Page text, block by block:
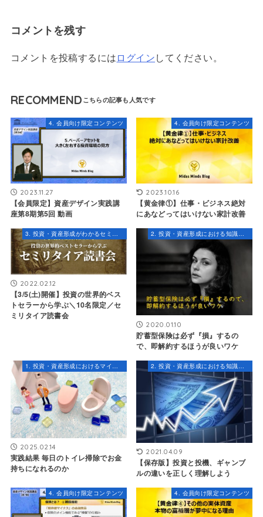
コメントを残す
コメントを投稿するにはログインしてください。
RECOMMEND
4. 会員向け限定コンテンツ
2023.11.27
【会員限定】資産デザイン実践講
座第8期第5回 動画
4. 会員向け限定コンテンツ
2023.10.16
【黄金律①】仕事・ビジネス 絶対
にあなどってはいけない家計改善
3. 投資・資産形成がわかるセミナー・コンテンツ
2022.02.12
【3/5(土)開催】投資の世界的ベス
トセラーから学ぶ＼10名限定／セ
ミリタイア読書会
2. 投資・資産形成における知識とスキル
2020.01.10
貯蓄型保険は必ず『損』するの
で、即解約するほうが良いワケ
1. 投資・資産形成におけるマインドセット
2025.02.14
実践結果 毎日のトイレ掃除でお金
持ちになれるのか
2. 投資・資産形成における知識とスキル
2021.04.09
【保存版】投資と投機、ギャンブ
ルの違いを正しく理解しよう
4. 会員向け限定コンテンツ 4. 会員向け限定コンテンツ